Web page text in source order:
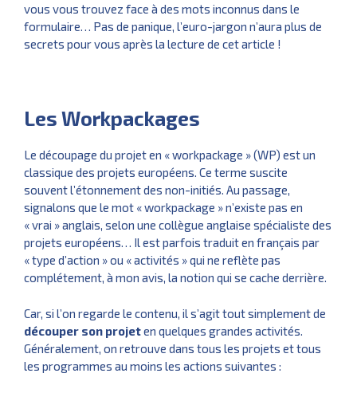
vous vous trouvez face à des mots inconnus dans le
formulaire… Pas de panique, l’euro-jargon n’aura plus de
secrets pour vous après la lecture de cet article !
Les Workpackages
Le découpage du projet en « workpackage » (WP) est un
classique des projets européens. Ce terme suscite
souvent l’étonnement des non-initiés. Au passage,
signalons que le mot « workpackage » n’existe pas en
« vrai » anglais, selon une collègue anglaise spécialiste des
projets européens… Il est parfois traduit en français par
« type d’action » ou « activités » qui ne reflète pas
complétement, à mon avis, la notion qui se cache derrière.
Car, si l’on regarde le contenu, il s’agit tout simplement de
découper son projeten quelques grandes activités.
Généralement, on retrouve dans tous les projets et tous
les programmes au moins les actions suivantes :